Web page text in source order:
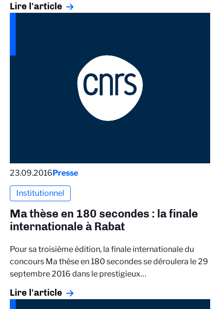
Lire l'article
23.09.2016Presse
Institutionnel
Ma thèse en 180 secondes : la finale
internationale à Rabat
Pour sa troisième édition, la finale internationale du
concours Ma thèse en 180 secondes se déroulera le 29
septembre 2016 dans le prestigieux…
Lire l'article